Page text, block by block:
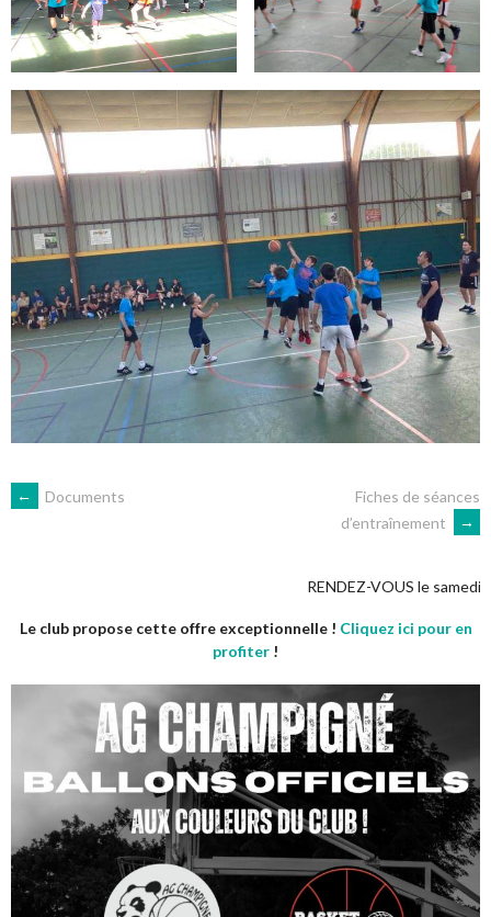
NAVIGATION
ARTICLES
← Documents
Fiches de séances
d’entraînement
→
RENDEZ-VOUS le samedi 5
Le club propose cette offre exceptionnelle ! Cliquez ici pour en
profiter !